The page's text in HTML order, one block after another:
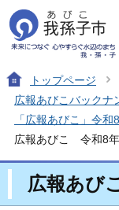
トップページ
広報あびこバックナ
「広報あびこ」令
広報あびこ 令和8
広報あび